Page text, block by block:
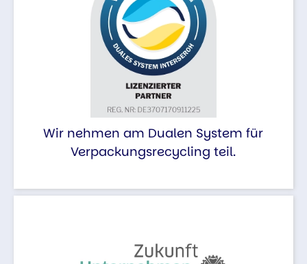
Wir nehmen am Dualen System für
Verpackungsrecycling teil.